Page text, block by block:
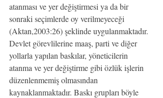
atanması ve yer değiştirmesi ya da bir
sonraki seçimlerde oy verilmeyeceği
(Aktan,2003:26) şeklinde uygulanmaktadır.
Devlet görevlilerine maaş, parti ve diğer
yollarla yapılan baskılar, yöneticilerin
atanma ve yer değiştirme gibi özlük işlerin
düzenlenmemiş olmasından
kaynaklanmaktadır. Baskı grupları böyle